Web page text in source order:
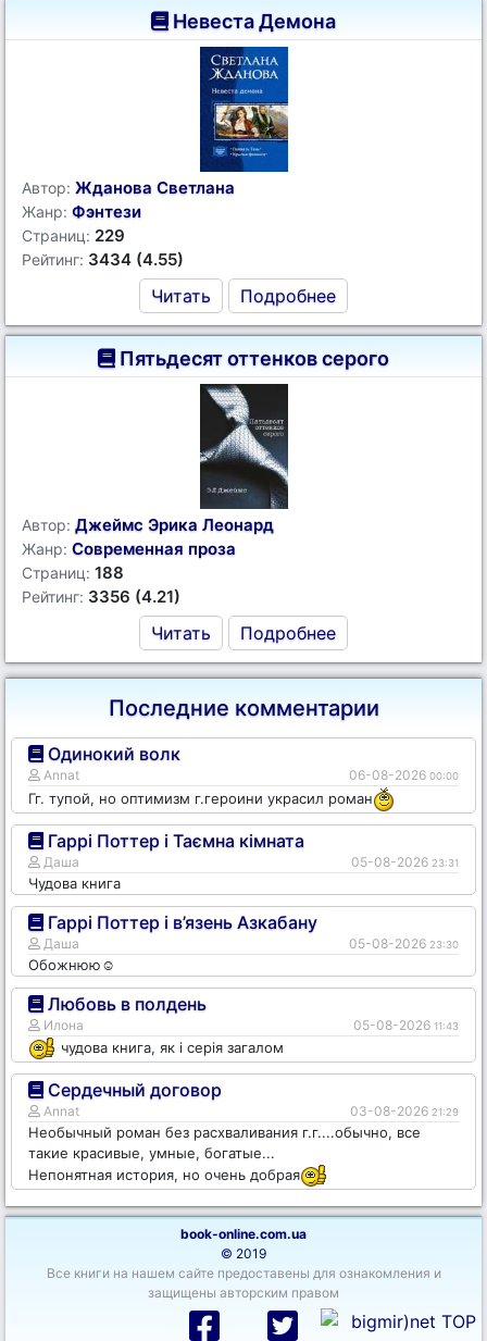
Невеста Демона
Автор: Жданова Светлана
Жанр: Фэнтези
Страниц: 229
Рейтинг: 3434 (4.55)
Читать Подробнее
Пятьдесят оттенков серого
Автор: Джеймс Эрика Леонард
Жанр: Современная проза
Страниц: 188
Рейтинг: 3356 (4.21)
Читать Подробнее
Последние комментарии
Одинокий волк
Annat 06-08-2026 00:00
Гг. тупой, но оптимизм г.героини украсил роман
Гаррі Поттер і Таємна кімната
Даша 05-08-2026 23:31
Чудова книга
Гаррі Поттер і в’язень Азкабану
Даша 05-08-2026 23:30
Обожнюю☺️
Любовь в полдень
Илона 05-08-2026 11:43
чудова книга, як і серія загалом
Сердечный договор
Annat 03-08-2026 21:29
Необычный роман без расхваливания г.г....обычно, все
такие красивые, умные, богатые...
Непонятная история, но очень добрая
book-online.com.ua
© 2019
Все книги на нашем сайте предоставены для ознакомления и
защищены авторским правом